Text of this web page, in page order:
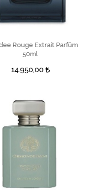
SEPETE EKLE
Rouge Extrait Parfüm
50ml
14.950,00